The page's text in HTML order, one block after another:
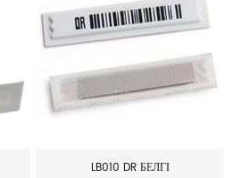
LB010 DR БЕЛГІ